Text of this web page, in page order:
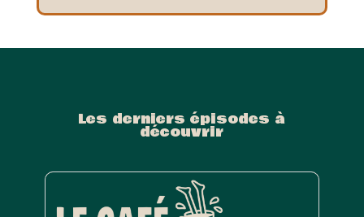
Les derniers épisodes à
découvrir